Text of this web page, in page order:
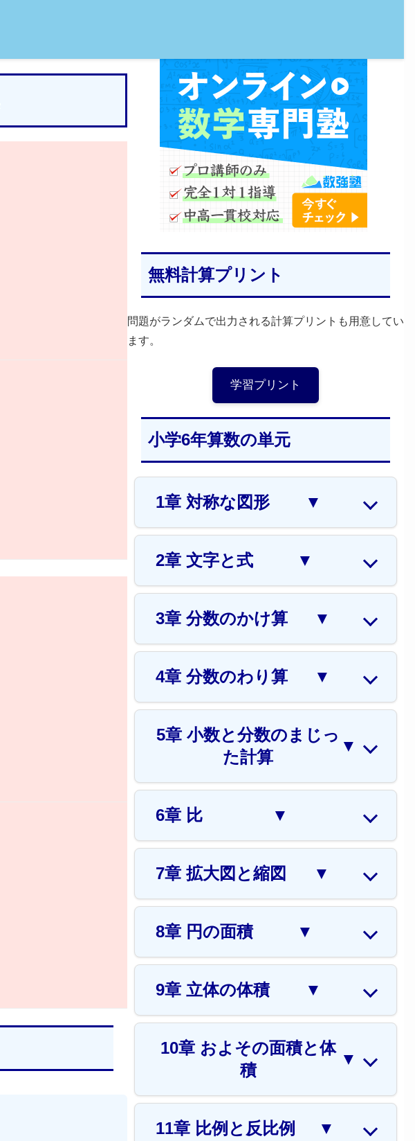
無料計算プリント
問題がランダムで出力される計算プリントも用意してい
ます。
学習プリント
小学6年算数の単元
1章 対称な図形 ▼
2章 文字と式 ▼
3章 分数のかけ算 ▼
4章 分数のわり算 ▼
5章 小数と分数のまじっ
た計算
▼
6章 比 ▼
7章 拡大図と縮図 ▼
8章 円の面積 ▼
9章 立体の体積 ▼
10章 およその面積と体
積
▼
11章 比例と反比例 ▼